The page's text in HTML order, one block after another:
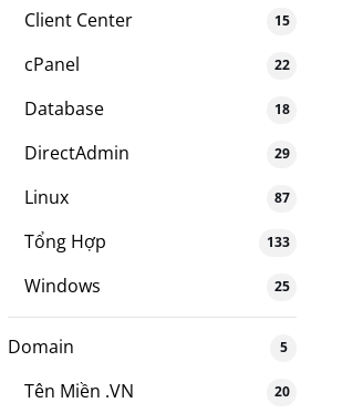
Client Center 15
cPanel 22
Database 18
DirectAdmin 29
Linux 87
Tổng Hợp 133
Windows 25
Domain 5
Tên Miền .VN 20